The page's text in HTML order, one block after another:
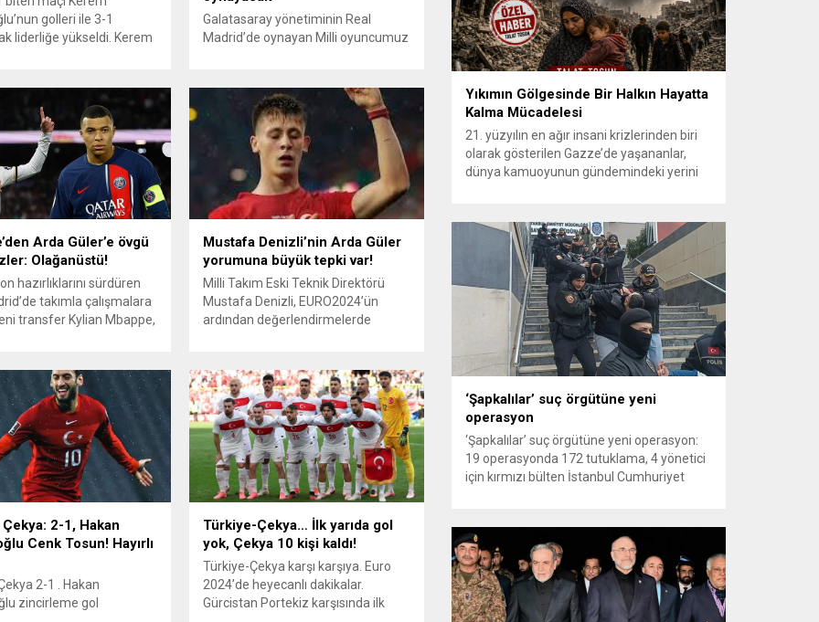
golleri ile 3-1
liderliğe yükseldi. Kerem
bir gol daha attı ama gol
bir kararla geçersiz
Aktürkoğlu, 88.
muhteşem bir gol daha
Maçın...
Galatasaray yönetiminin Real
Madrid’de oynayan Milli oyuncumuz
sosyal medyada geniş yankı
uyandırdı. Sezona istediği gibi
başlayamayan Galatasaray önce
Türkiye Süper Kupası finalinde
Beşiktaş’a 5-0 yenilmiş daha sonra
da Şampiyonlar Ligi’nde İsviçre ekibi
Young Boys’a yenilerek turnuvaya
veda etti. Üst üste...
Arda Güler’e övgü
Olağanüstü!
hazırlıklarını sürdüren
takımla çalışmalara
transfer Kylian Mbappe,
yayın yapan Defensa
haberine göre; teknik
Ancelotti, dün yapılan
Arda Güler – Vinicius
Kylian Mbappe üçlüsünü
Haberde...
Mustafa Denizli’nin Arda Güler
yorumuna büyük tepki var!
Milli Takım Eski Teknik Direktörü
Mustafa Denizli, EURO2024’ün
ardından değerlendirmelerde
dikkatini bir kez daha çeken Arda
Güler’in “tevhid” işareti
yapmasından duyduğu rahatsızlığı
ortaya koyan sözlerinden dolayı
büyük tepki çekti. Arda Güler’in
attığı gollerden sonra sağ elini
kalbinin üzerine ve sol elinin işaret
parmağını da...
2-1, Hakan
Cenk Tosun! Hayırlı
2-1 . Hakan
zincirleme gol
Türkiye-Çekya… İlk yarıda gol
yok, Çekya 10 kişi kaldı!
Türkiye-Çekya karşı karşıya. Euro
2024’de heyecanlı dakikalar.
Gürcistan Portekiz karşısında ilk
Yıkımın Gölgesinde Bir Halkın Hayatta
Kalma Mücadelesi
21. yüzyılın en ağır insani krizlerinden biri
olarak gösterilen Gazze’de yaşananlar,
dünya kamuoyunun gündemindeki yerini
milyonlarca insan yaşam mücadelesi
veriyor. Yıkılan şehirler, evsiz kalan aileler,
hastanelerde yaşanan yoğunluk ve temel
ihtiyaçlara erişimdeki zorluklar, bölgedeki
insani dramın boyutlarını gözler önüne
seriyor. Gazze...
‘Şapkalılar’ suç örgütüne yeni
operasyon
‘Şapkalılar’ suç örgütüne yeni operasyon:
19 operasyonda 172 tutuklama, 4 yönetici
için kırmızı bülten İstanbul Cumhuriyet
“Şapkalılar” olarak bilinen silahlı suç
örgütüne yönelik operasyonlar sürüyor.
2025 ve 2026 yıllarında gerçekleştirilen 19
ayrı operasyonda 245 şüpheli yakalanırken,
172 kişi tutuklandı İstanbul Cumhuriyet